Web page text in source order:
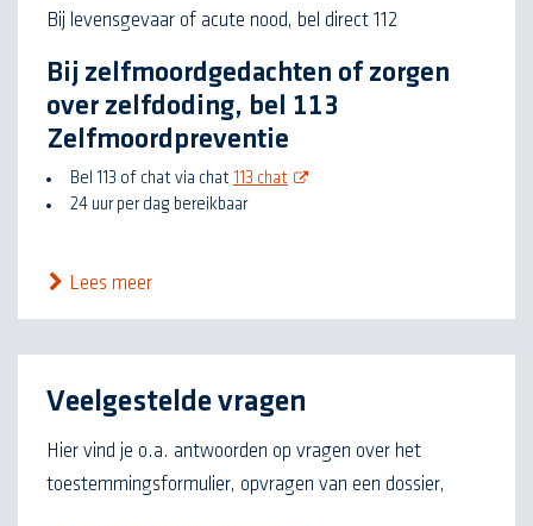
Bij levensgevaar of acute nood, bel direct 112
Bij zelfmoordgedachten of zorgen
over zelfdoding, bel 113
Zelfmoordpreventie
Bel 113 of chat via chat 113 chatopent nieuw scherm
24 uur per dag bereikbaar
Lees meer
Veelgestelde vragen
Hier vind je o.a. antwoorden op vragen over het
toestemmingsformulier, opvragen van een dossier,